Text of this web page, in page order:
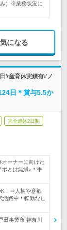
）※業務状況に
気になる
#産育休実績有#ノ
日＊賞与5.5か
完全週休2日制
オーナーに向けた
ポとは無縁♪＊手
！⇒人柄や意欲
躍中＊転勤なし
事業所 神奈川